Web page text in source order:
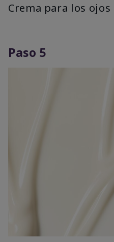
Crema para los ojos
Paso 5